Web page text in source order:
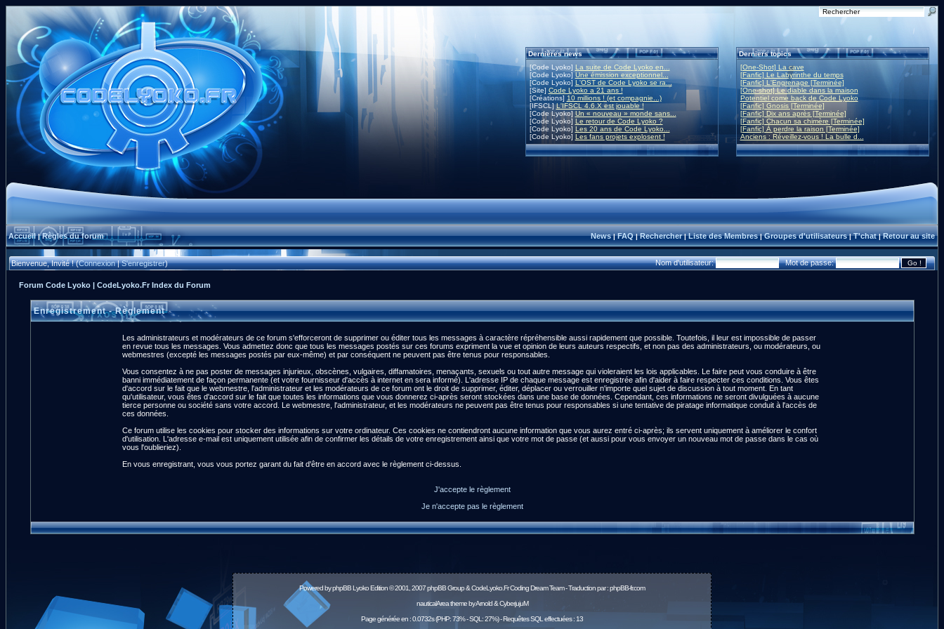
Dernières news
[Code Lyoko] La suite de Code Lyoko en...
[Code Lyoko]Une émission exceptionnel...
[Code Lyoko] L'OST de Code Lyoko se ra...
[Site] Code Lyoko a 21 ans !
[Créations] 10 millions ! (et compagnie...)
[IFSCL]L'IFSCL 4.6.X est jouable !
[Code Lyoko] Un « nouveau » monde sans...
[Code Lyoko] Le retour de Code Lyoko ?
[Code Lyoko] Les 20 ans de Code Lyoko...
[Code Lyoko] Les fans projets explosent !
Derniers topics
[One-Shot] La cave
[Fanfic] Le Labyrinthe du temps
[Fanfic] L'Engrenage [Terminée]
[One-shot] Le diable dans la maison
Potentiel come back de Code Lyoko
[Fanfic] Gnosis [Terminée]
[Fanfic] Dix ans après [Terminée]
[Fanfic] Chacun sa chimère [Terminée]
[Fanfic] À perdre la raison [Terminée]
Anciens : Réveillez-vous ! La bulle d...
Accueil|Règles du forum News|FAQ|Rechercher|Liste des Membres|Groupes d'utilisateurs|T'chat|Retour au site
Bienvenue, Invité ! (Connexion|S'enregistrer) Nom d'utilisateur: Mot de passe:
Forum Code Lyoko | CodeLyoko.Fr Index du Forum
Enregistrement - Règlement
Les administrateurs et modérateurs de ce forum s'efforceront de supprimer ou éditer tous les messages à caractère répréhensible aussi rapidement que possible. Toutefois, il leur est impossible de passer
en revue tous les messages. Vous admettez donc que tous les messages postés sur ces forums expriment la vue et opinion de leurs auteurs respectifs, et non pas des administrateurs, ou modérateurs, ou
webmestres (excepté les messages postés par eux-même) et par conséquent ne peuvent pas être tenus pour responsables.
Vous consentez à ne pas poster de messages injurieux, obscènes, vulgaires, diffamatoires, menaçants, sexuels ou tout autre message qui violeraient les lois applicables. Le faire peut vous conduire à être
banni immédiatement de façon permanente (et votre fournisseur d'accès à internet en sera informé). L'adresse IP de chaque message est enregistrée afin d'aider à faire respecter ces conditions. Vous êtes
d'accord sur le fait que le webmestre, l'administrateur et les modérateurs de ce forum ont le droit de supprimer, éditer, déplacer ou verrouiller n'importe quel sujet de discussion à tout moment. En tant
qu'utilisateur, vous êtes d'accord sur le fait que toutes les informations que vous donnerez ci-après seront stockées dans une base de données. Cependant, ces informations ne seront divulguées à aucune
tierce personne ou société sans votre accord. Le webmestre, l'administrateur, et les modérateurs ne peuvent pas être tenus pour responsables si une tentative de piratage informatique conduit à l'accès de
ces données.
Ce forum utilise les cookies pour stocker des informations sur votre ordinateur. Ces cookies ne contiendront aucune information que vous aurez entré ci-après; ils servent uniquement à améliorer le confort
d'utilisation. L'adresse e-mail est uniquement utilisée afin de confirmer les détails de votre enregistrement ainsi que votre mot de passe (et aussi pour vous envoyer un nouveau mot de passe dans le cas où
vous l'oublieriez).
En vous enregistrant, vous vous portez garant du fait d'être en accord avec le règlement ci-dessus.
J'accepte le règlement
Je n'accepte pas le règlement
Powered byphpBBLyoko Edition © 2001, 2007 phpBB Group & CodeLyoko.Fr Coding Dream Team - Traduction par :phpBB-fr.com
nauticalArea theme by Arnold & CyberjujuM
Page générée en : 0.0732s (PHP: 73% - SQL: 27%) - Requêtes SQL effectuées : 13